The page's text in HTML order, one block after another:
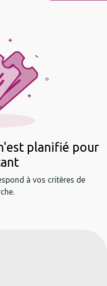
planifié pour
à vos critères de